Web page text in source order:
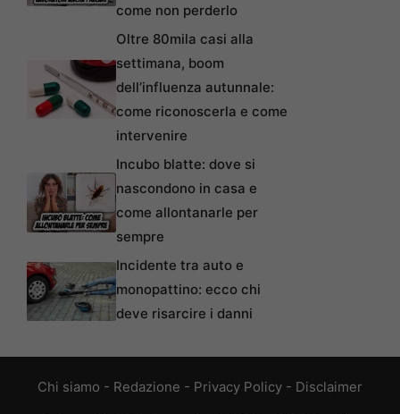
come non perderlo
Oltre 80mila casi alla
settimana, boom
dell’influenza autunnale:
come riconoscerla e come
intervenire
Incubo blatte: dove si
nascondono in casa e
come allontanarle per
sempre
Incidente tra auto e
monopattino: ecco chi
deve risarcire i danni
Chi siamo - Redazione - Privacy Policy - Disclaimer